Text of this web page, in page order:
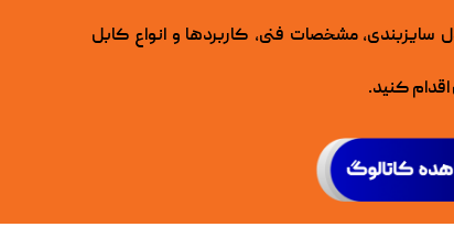
سایزبندی، مشخصات فنی، کاربردها و انواع کابل
کنید.